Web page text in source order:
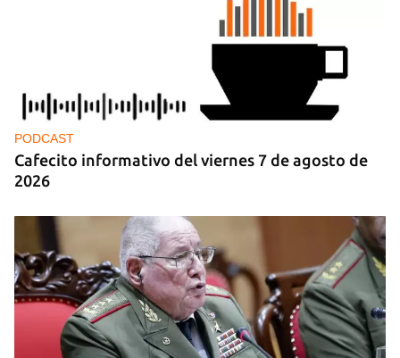
PODCAST
Cafecito informativo del viernes 7 de agosto de
2026